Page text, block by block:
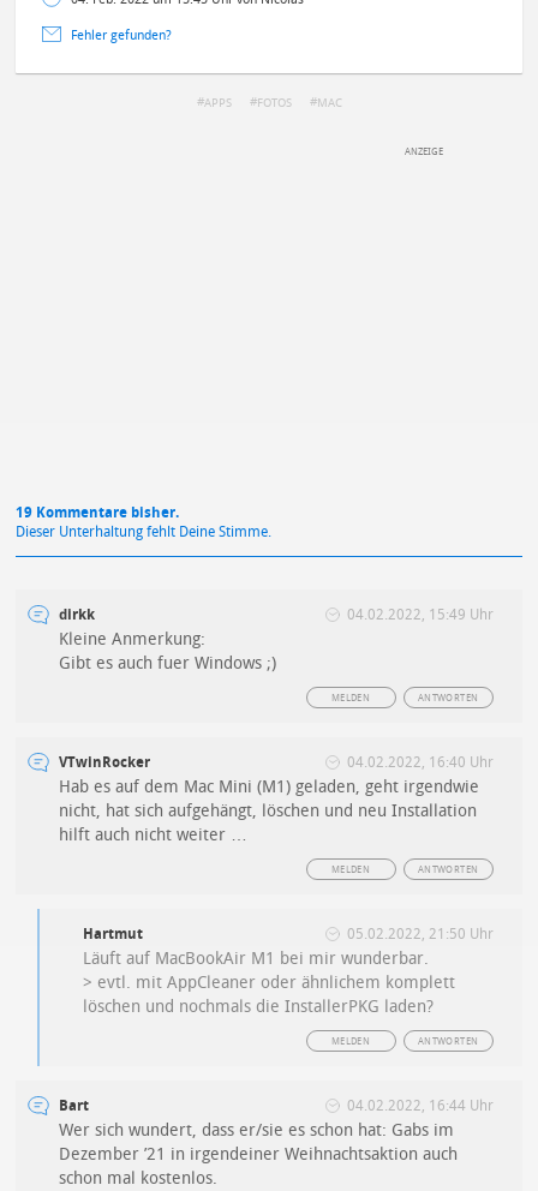
Fehler gefunden?
APPS FOTOS MAC
19 Kommentare bisher.
Dieser Unterhaltung fehlt Deine Stimme.
dirkk 04.02.2022, 15:49 Uhr
Kleine Anmerkung:
Gibt es auch fuer Windows ;)
ANTWORTEN
MELDEN
VTwinRocker 04.02.2022, 16:40 Uhr
Hab es auf dem Mac Mini (M1) geladen, geht irgendwie
nicht, hat sich aufgehängt, löschen und neu Installation
hilft auch nicht weiter …
ANTWORTEN
MELDEN
Hartmut 05.02.2022, 21:50 Uhr
Läuft auf MacBookAir M1 bei mir wunderbar.
> evtl. mit AppCleaner oder ähnlichem komplett
löschen und nochmals die InstallerPKG laden?
ANTWORTEN
MELDEN
Bart 04.02.2022, 16:44 Uhr
Wer sich wundert, dass er/sie es schon hat: Gabs im
Dezember ’21 in irgendeiner Weihnachtsaktion auch
schon mal kostenlos.